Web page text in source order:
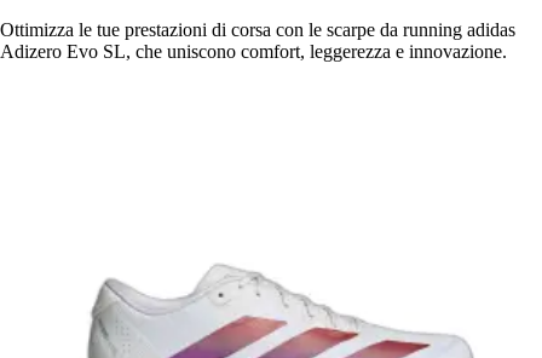
Ottimizza le tue prestazioni di corsa con le scarpe da running adidas
Adizero Evo SL, che uniscono comfort, leggerezza e innovazione.